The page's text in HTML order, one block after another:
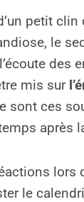
petit clin
le
des
mis sur
sont ces
après
lors
le